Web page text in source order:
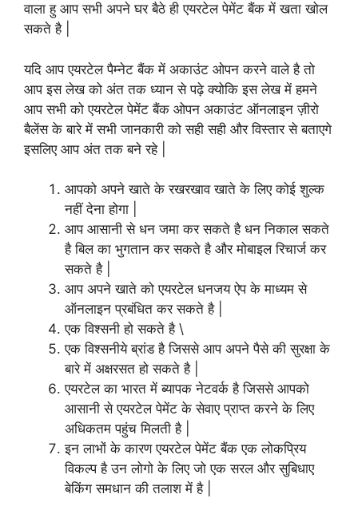
वाला हु आप सभी अपने घर बैठे ही एयरटेल पेमेंट बैंक में खता खोल
सकते है |
यदि आप एयरटेल पैम्नेट बैंक में अकाउंट ओपन करने वाले है तो
आप इस लेख को अंत तक ध्यान से पढ़े क्योकि इस लेख में हमने
आप सभी को एयरटेल पेमेंट बैंक ओपन अकाउंट ऑनलाइन ज़ीरो
बैलेंस के बारे में सभी जानकारी को सही सही और विस्तार से बताएगे
इसलिए आप अंत तक बने रहे |
आपको अपने खाते के रखरखाव खाते के लिए कोई शुल्क
नहीं देना होगा |
आप आसानी से धन जमा कर सकते है धन निकाल सकते
है बिल का भुगतान कर सकते है और मोबाइल रिचार्ज कर
सकते है |
आप अपने खाते को एयरटेल धनजय ऐप के माध्यम से
ऑनलाइन प्रबंधित कर सकते है |
एक विश्सनी हो सकते है \
एक विश्सनीये ब्रांड है जिससे आप अपने पैसे की सुरक्षा के
बारे में अक्षरसत हो सकते है |
एयरटेल का भारत में ब्यापक नेटवर्क है जिससे आपको
आसानी से एयरटेल पेमेंट के सेवाए प्राप्त करने के लिए
अधिकतम पहुंच मिलती है |
इन लाभों के कारण एयरटेल पेमेंट बैंक एक लोकप्रिय
विकल्प है उन लोगो के लिए जो एक सरल और सुबिधाए
बेकिंग समधान की तलाश में है |